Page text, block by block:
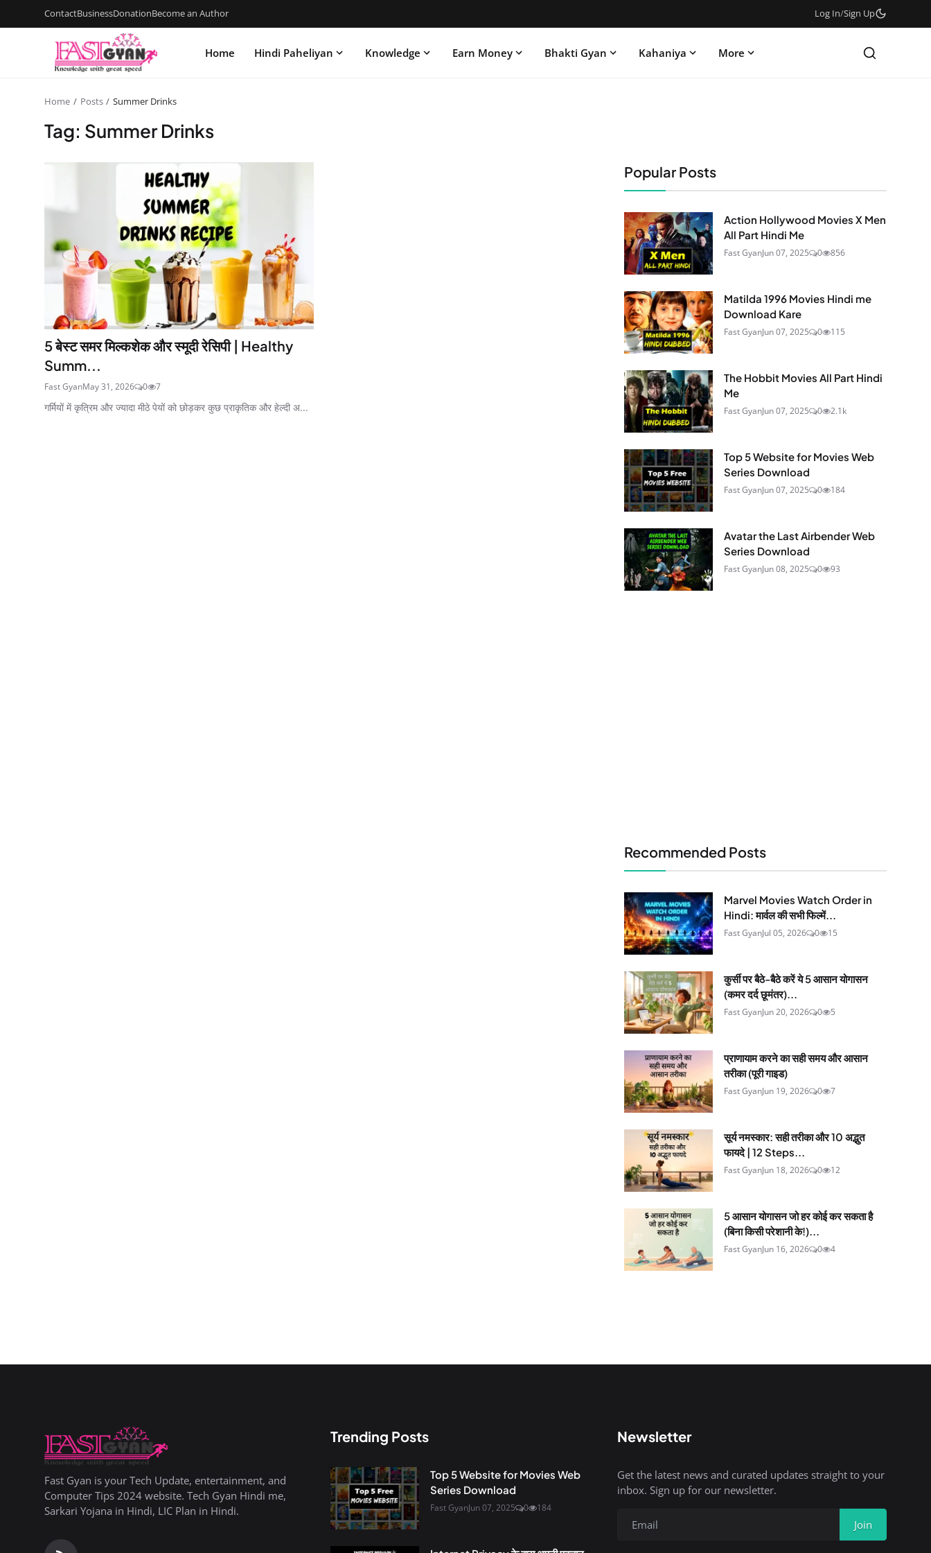
ContactBusinessDonationBecome an Author Log In/Sign Up
Home Hindi Paheliyan Knowledge Earn Money Bhakti Gyan Kahaniya More
Home Posts Summer Drinks
Tag: Summer Drinks
5 बेस्ट समर मिल्कशेक और स्मूदी रेसिपी | Healthy
Summ...
Fast GyanMay 31, 2026 0 7
गर्मियों में कृत्रिम और ज्यादा मीठे पेयों को छोड़कर कुछ प्राकृतिक और हेल्दी अ...
Popular Posts
Action Hollywood Movies X Men
All Part Hindi Me
Fast GyanJun 07, 2025 0 856
Matilda 1996 Movies Hindi me
Download Kare
Fast GyanJun 07, 2025 0 115
The Hobbit Movies All Part Hindi
Me
Fast GyanJun 07, 2025 0 2.1k
Top 5 Website for Movies Web
Series Download
Fast GyanJun 07, 2025 0 184
Avatar the Last Airbender Web
Series Download
Fast GyanJun 08, 2025 0 93
Recommended Posts
Marvel Movies Watch Order in
Hindi: मार्वल की सभी फिल्में...
Fast GyanJul 05, 2026 0 15
कुर्सी पर बैठे-बैठे करें ये 5 आसान योगासन
(कमर दर्द छूमंतर)...
Fast GyanJun 20, 2026 0 5
प्राणायाम करने का सही समय और आसान
तरीका (पूरी गाइड)
Fast GyanJun 19, 2026 0 7
सूर्य नमस्कार: सही तरीका और 10 अद्भुत
फायदे | 12 Steps...
Fast GyanJun 18, 2026 0 12
5 आसान योगासन जो हर कोई कर सकता है
(बिना किसी परेशानी के!)...
Fast GyanJun 16, 2026 0 4
Fast Gyan is your Tech Update, entertainment, and
Computer Tips 2024 website. Tech Gyan Hindi me,
Sarkari Yojana in Hindi, LIC Plan in Hindi.
Trending Posts
Top 5 Website for Movies Web
Series Download
Fast GyanJun 07, 2025 0 184
Newsletter
Get the latest news and curated updates straight to your
inbox. Sign up for our newsletter.
Join